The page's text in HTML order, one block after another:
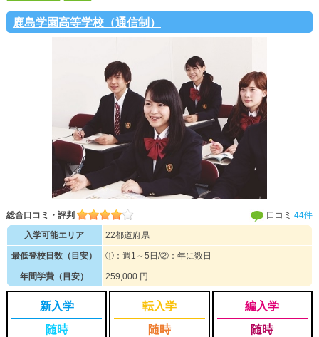
鹿島学園高等学校（通信制）
総合口コミ・評判 口コミ44件
入学可能エリア
22都道府県
最低登校日数（目安） ①：週1～5日/②：年に数日
年間学費（目安） 259,000 円
新入学
随時
転入学
随時
編入学
随時